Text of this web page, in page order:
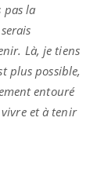
pas la
Là, je tiens
plus possible,
entouré
vivre et à tenir